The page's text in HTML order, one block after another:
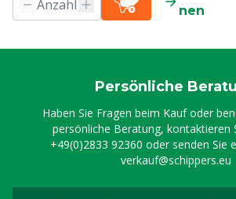
nen
Persönliche
Haben Sie Fragen beim Kauf oder
persönliche Beratung, kontaktieren
+49(0)2833 92360 oder senden Sie
verkauf@schippers.eu